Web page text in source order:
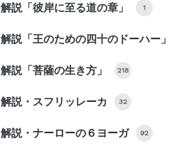
解説「彼岸に至る道の章」 1
解説「王のための四十のドーハー」
解説「菩薩の生き方」 218
解説・スフリッレーカ 32
解説・ナーローの６ヨーガ 92